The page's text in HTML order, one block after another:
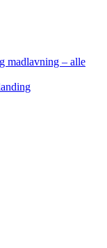
madlavning – alle